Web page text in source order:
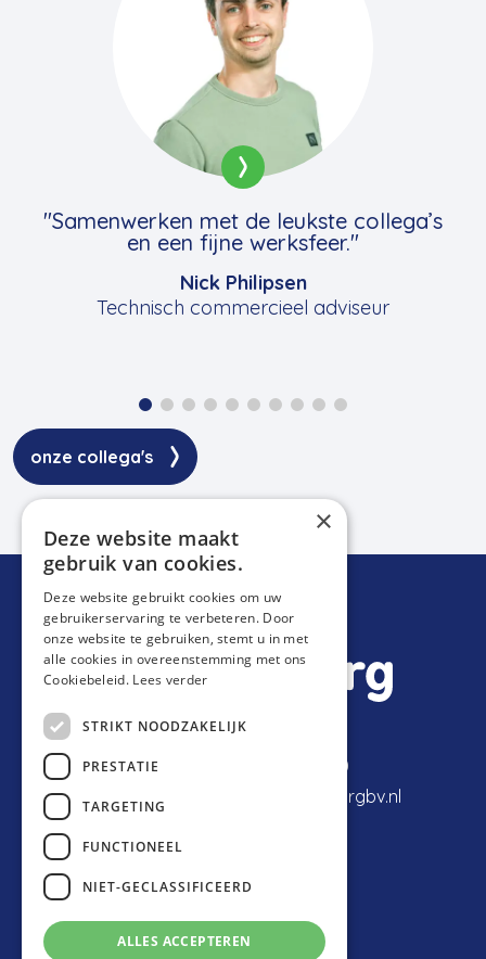
"Samenwerken met de leukste collega’s
en een fijne werksfeer."
Nick Philipsen
Technisch commercieel adviseur
onze collega's
Expeditiestraat 2
077-398 80 40
5961 PX Horst
info@vantilburgbv.nl
×
Deze website maakt
gebruik van cookies.
Deze website gebruikt cookies om uw
gebruikerservaring te verbeteren. Door
onze website te gebruiken, stemt u in met
alle cookies in overeenstemming met ons
Cookiebeleid. Lees verder
STRIKT NOODZAKELIJK
PRESTATIE
TARGETING
FUNCTIONEEL
NIET-GECLASSIFICEERD
ALLES ACCEPTEREN